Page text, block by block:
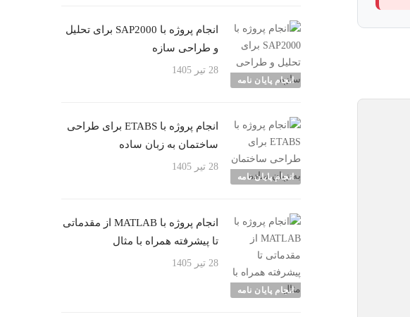
انجام پایان نامه
انجام پروژه با SAP2000 برای تحلیل
و طراحی سازه
28 تیر 1405
انجام پایان نامه
انجام پروژه با ETABS برای طراحی
ساختمان به زبان ساده
28 تیر 1405
انجام پایان نامه
انجام پروژه با MATLAB از مقدماتی
تا پیشرفته همراه با مثال
28 تیر 1405